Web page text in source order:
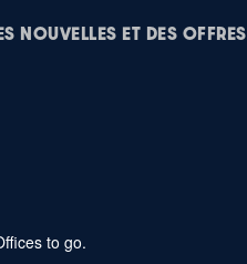
NOUVELLES ET DES OFFRES
to go.